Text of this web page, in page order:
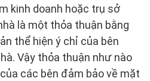
kinh doanh hoặc trụ sở
là một thỏa thuận bằng
thể hiện ý chỉ của bên
Vậy thỏa thuận như nào
các bên đảm bảo về mặt